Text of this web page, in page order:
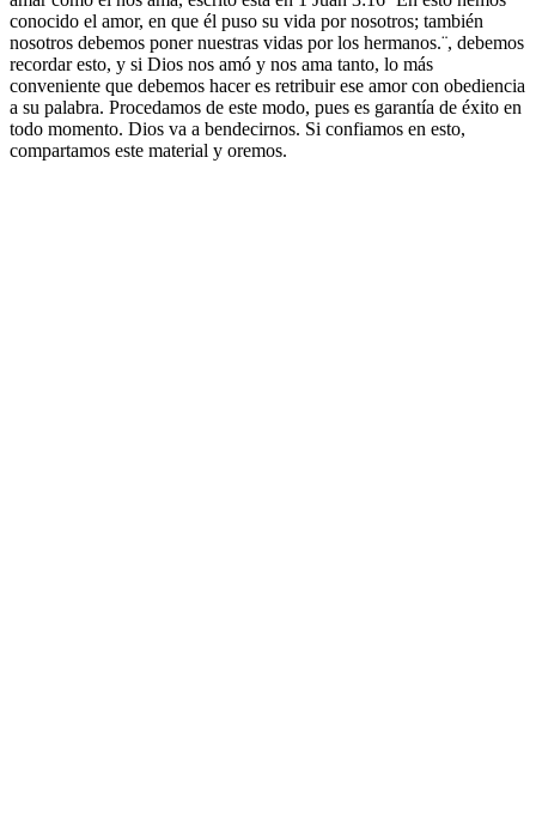
conocido el amor, en que él puso su vida por nosotros; también
nosotros debemos poner nuestras vidas por los hermanos.¨, debemos
recordar esto, y si Dios nos amó y nos ama tanto, lo más
conveniente que debemos hacer es retribuir ese amor con obediencia
a su palabra. Procedamos de este modo, pues es garantía de éxito en
todo momento. Dios va a bendecirnos. Si confiamos en esto,
compartamos este material y oremos.